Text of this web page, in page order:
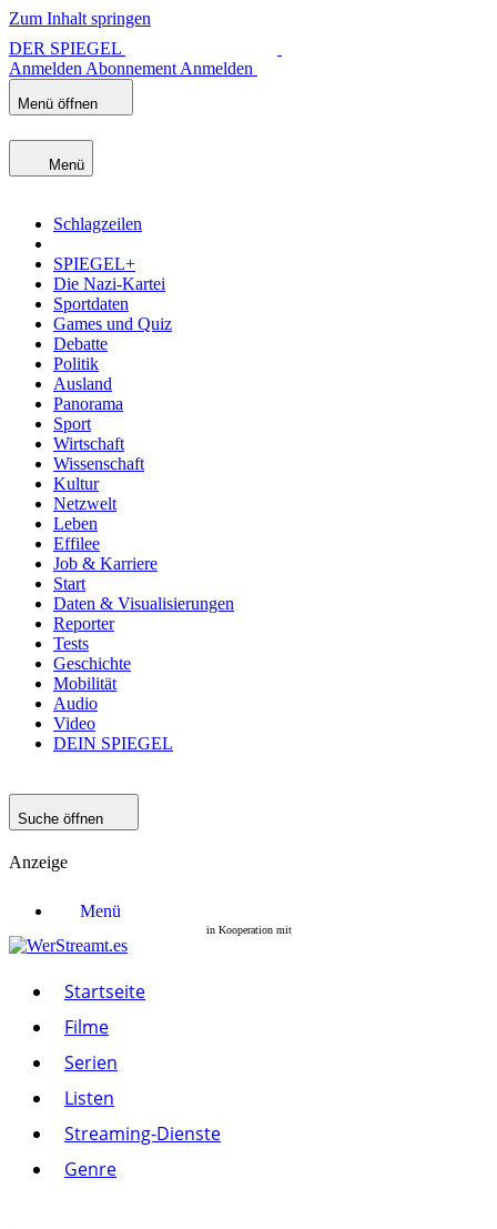
Zum Inhalt springen
DER SPIEGEL
Anmelden Abonnement Anmelden
Menü öffnen
Menü
Schlagzeilen
SPIEGEL+
Die Nazi-Kartei
Sportdaten
Games und Quiz
Debatte
Politik
Ausland
Panorama
Sport
Wirtschaft
Wissenschaft
Kultur
Netzwelt
Leben
Effilee
Job & Karriere
Start
Daten & Visualisierungen
Reporter
Tests
Geschichte
Mobilität
Audio
Video
DEIN SPIEGEL
Suche öffnen
Anzeige
Menü
Startseite
Serien
Streaming-Dienste
Paramount+
Netflix
Startseite
Filme
Serien
Listen
Streaming-Dienste
Genre